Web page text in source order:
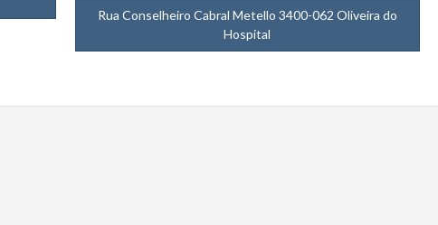
Rua Conselheiro Cabral Metello 3400-062 Oliveira do
Hospital